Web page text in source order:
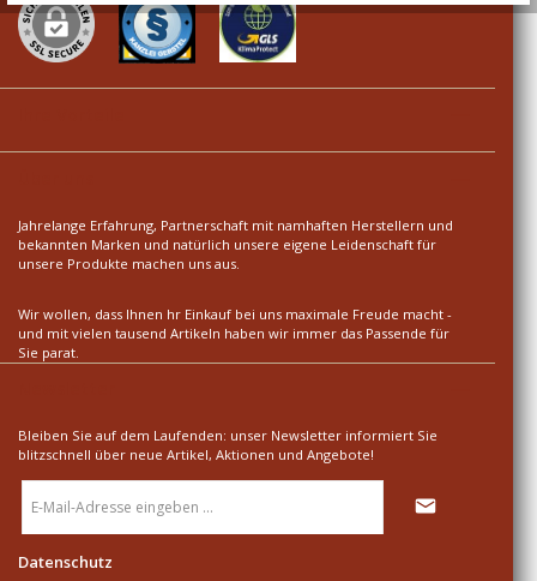
Jahrelange Erfahrung, Partnerschaft mit namhaften Herstellern und
bekannten Marken und natürlich unsere eigene Leidenschaft für
unsere Produkte machen uns aus.
Wir wollen, dass Ihnen hr Einkauf bei uns maximale Freude macht -
und mit vielen tausend Artikeln haben wir immer das Passende für
Sie parat.
Bleiben Sie auf dem Laufenden: unser Newsletter informiert Sie
blitzschnell über neue Artikel, Aktionen und Angebote!
Mail-
Datenschutz